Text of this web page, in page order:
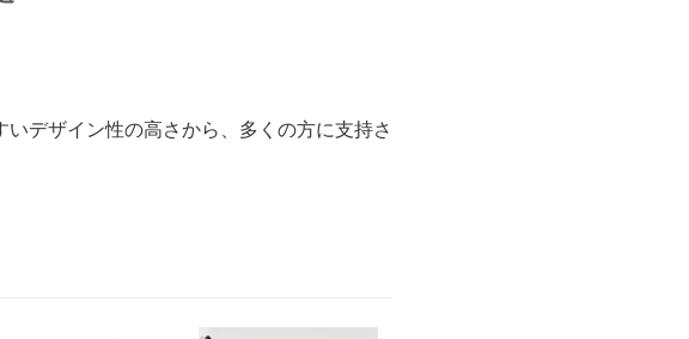
デザイン性の高さから、多くの方に支持さ